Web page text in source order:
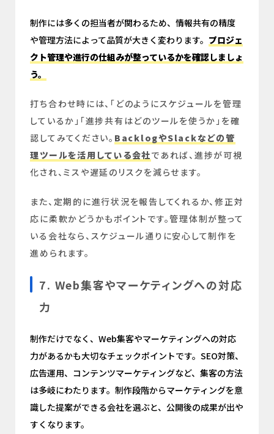
制作には多くの担当者が関わるため、情報共有の精度
や管理方法によって品質が大きく変わります。 プロジェ
クト管理や進行の仕組みが整っているかを確認しましょ
う。
打ち合わせ時には、「どのようにスケジュールを管理
しているか」「進捗共有はどのツールを使うか」を確
認してみてください。 BacklogやSlackなどの管
理ツールを活用している会社であれば、進捗が可視
化され、ミスや遅延のリスクを減らせます。
また、定期的に進行状況を報告してくれるか、修正対
応に柔軟かどうかもポイントです。管理体制が整って
いる会社なら、スケジュール通りに安心して制作を
進められます。
7. Web集客やマーケティングへの対応
力
制作だけでなく、Web集客やマーケティングへの対応
力があるかも大切なチェックポイントです。SEO対策、
広告運用、コンテンツマーケティングなど、集客の方法
は多岐にわたります。制作段階からマーケティングを意
識した提案ができる会社を選ぶと、公開後の成果が出や
すくなります。